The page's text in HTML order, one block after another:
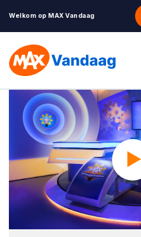
Welkom op MAX Vandaag